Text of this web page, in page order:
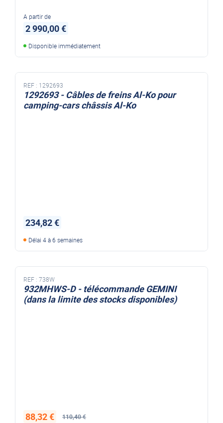
A partir de
2 990,00 €
Disponible immédiatement
REF : 1292693
1292693 - Câbles de freins Al-Ko pour
camping-cars châssis Al-Ko
234,82 €
Délai 4 à 6 semaines
REF : 738W
932MHWS-D - télécommande GEMINI
(dans la limite des stocks disponibles)
110,40 €
88,32 €